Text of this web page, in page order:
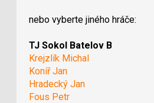
nebo vyberte jiného hráče:
TJ Sokol Batelov B
Krejzlík Michal
Koníř Jan
Hradecký Jan
Fous Petr